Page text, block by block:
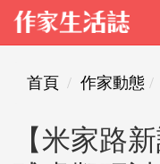
首頁 作家動態
【米家路